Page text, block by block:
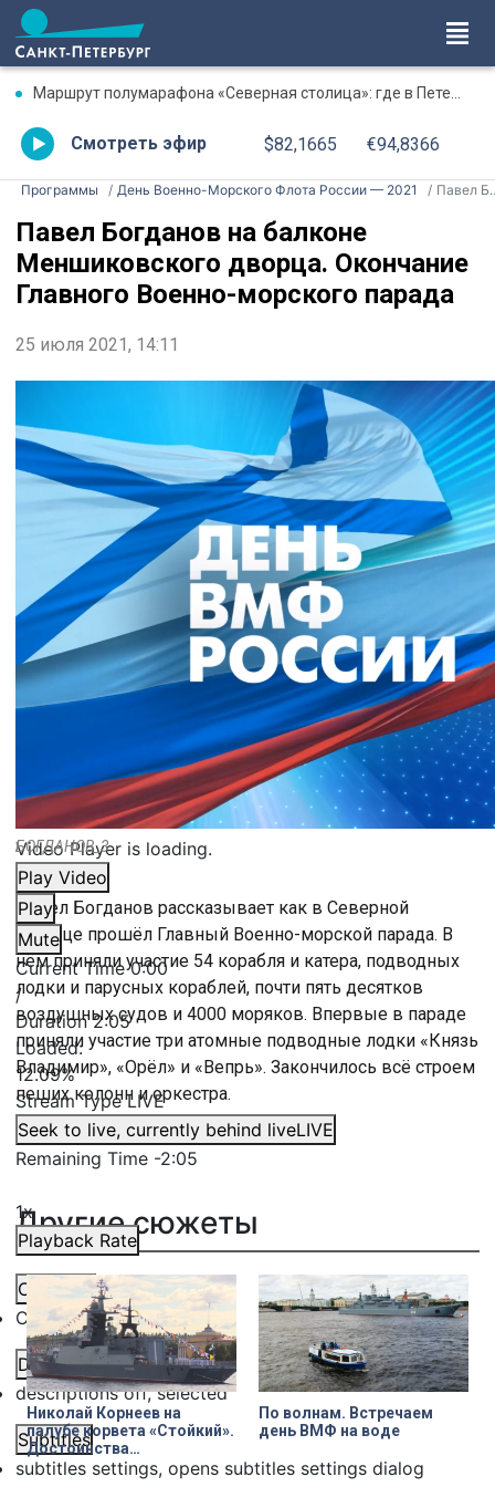
Маршрут полумарафона «Северная столица»: где в Петербурге будут перекрыты дороги 9 августа
Смотреть эфир $82,1665 €94,8366
Программы День Военно-Морского Флота России — 2021 Павел Богданов на балконе Меншиковского дворца. Окончание Главного Военно-морского парада
Павел Богданов на балконе
Меншиковского дворца. Окончание
Главного Военно-морского парада
25 июля 2021, 14:11
Video Player is loading.
Play Video
Play
Mute
Current Time0:00
/
Duration2:05
Loaded:
12.09%
Stream TypeLIVE
Seek to live, currently behind liveLIVE
Remaining Time -2:05
1x
Playback Rate
Chapters
Chapters
Descriptions
descriptions off, selected
Subtitles
subtitles settings, opens subtitles settings dialog
БОГДАНОВ_3
Павел Богданов рассказывает как в Северной
столице прошёл Главный Военно-морской парада. В
нём приняли участие 54 корабля и катера, подводных
лодки и парусных кораблей, почти пять десятков
воздушных судов и 4000 моряков. Впервые в параде
приняли участие три атомные подводные лодки «Князь
Владимир», «Орёл» и «Вепрь». Закончилось всё строем
пеших колонн и оркестра.
Другие сюжеты
Николай Корнеев на
палубе корвета «Стойкий».
Достоинства
многоцелевого корабля
По волнам. Встречаем
день ВМФ на воде